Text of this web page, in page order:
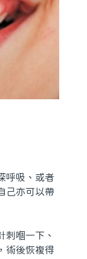
呼吸、或者
己亦可以帶
嗰一下、
術後恢複得